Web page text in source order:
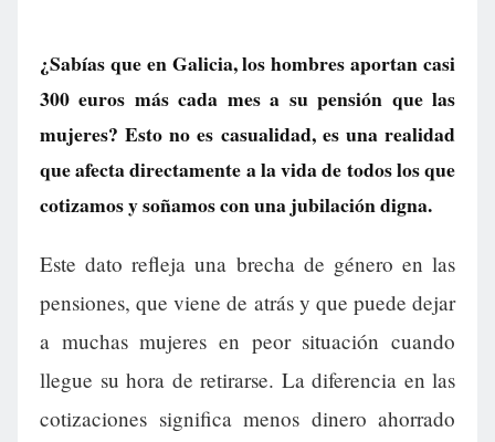
¿Sabías que en Galicia, los hombres aportan casi
300 euros más cada mes a su pensión que las
mujeres? Esto no es casualidad, es una realidad
que afecta directamente a la vida de todos los que
cotizamos y soñamos con una jubilación digna.
Este dato refleja una brecha de género en las
pensiones, que viene de atrás y que puede dejar
a muchas mujeres en peor situación cuando
llegue su hora de retirarse. La diferencia en las
cotizaciones significa menos dinero ahorrado